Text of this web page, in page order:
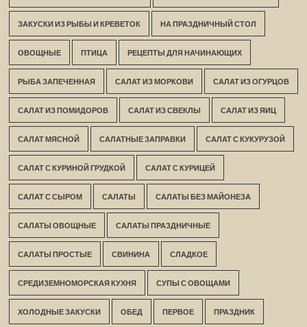
ЗАКУСКИ ИЗ РЫБЫ И КРЕВЕТОК НА ПРАЗДНИЧНЫЙ СТОЛ
ОВОЩНЫЕ ПТИЦА РЕЦЕПТЫ ДЛЯ НАЧИНАЮЩИХ
РЫБА ЗАПЕЧЕННАЯ САЛАТ ИЗ МОРКОВИ САЛАТ ИЗ ОГУРЦОВ
САЛАТ ИЗ ПОМИДОРОВ САЛАТ ИЗ СВЕКЛЫ САЛАТ ИЗ ЯИЦ
САЛАТ МЯСНОЙ САЛАТНЫЕ ЗАПРАВКИ САЛАТ С КУКУРУЗОЙ
САЛАТ С КУРИНОЙ ГРУДКОЙ САЛАТ С КУРИЦЕЙ
САЛАТ С СЫРОМ САЛАТЫ САЛАТЫ БЕЗ МАЙОНЕЗА
САЛАТЫ ОВОЩНЫЕ САЛАТЫ ПРАЗДНИЧНЫЕ
САЛАТЫ ПРОСТЫЕ СВИНИНА СЛАДКОЕ
СРЕДИЗЕМНОМОРСКАЯ КУХНЯ СУПЫ С ОВОЩАМИ
ХОЛОДНЫЕ ЗАКУСКИ ОБЕД ПЕРВОЕ ПРАЗДНИК